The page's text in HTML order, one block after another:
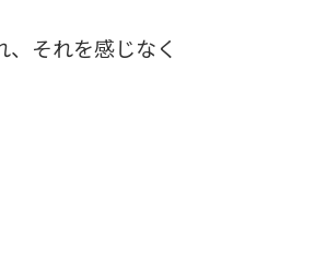
それを感じなく